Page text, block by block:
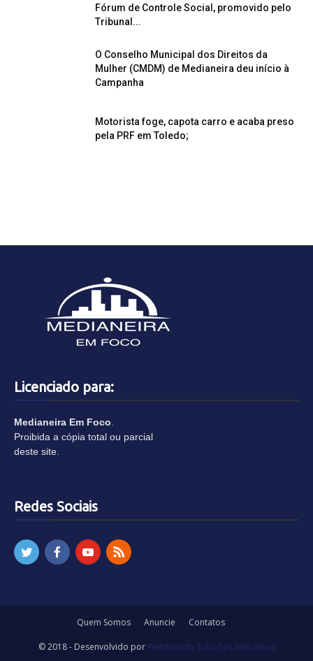
Fórum de Controle Social, promovido pelo
Tribunal...
O Conselho Municipal dos Direitos da
Mulher (CMDM) de Medianeira deu início à
Campanha
Motorista foge, capota carro e acaba preso
pela PRF em Toledo;
Licenciado para:
Medianeira Em Foco
Proibida a cópia total ou parcial
deste site.
Redes Sociais
Quem Somos Anuncie Contatos
© 2018 - Desenvolvido porWebmundo Soluções Interativas